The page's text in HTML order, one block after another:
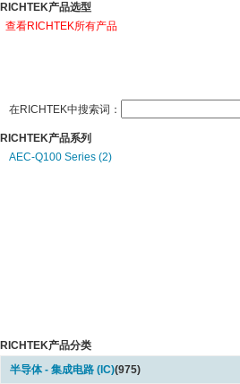
RICHTEK产品选型
查看RICHTEK所有产品
在RICHTEK中搜索词：
RICHTEK产品系列
AEC-Q100 Series (2)
RICHTEK产品分类
半导体 - 集成电路 (IC)(975)